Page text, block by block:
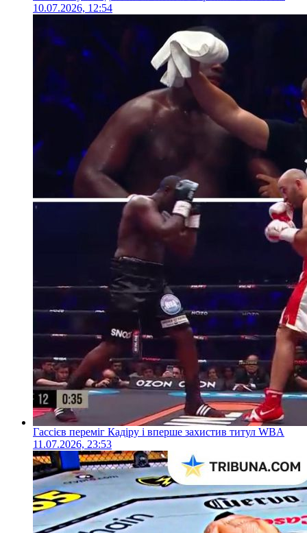
10.07.2026, 12:54
Гассієв переміг Кадіру і вперше захистив титул WBA
11.07.2026, 23:53